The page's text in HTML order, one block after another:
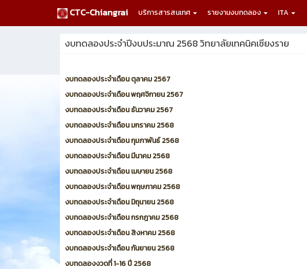
CTC-Chiangrai บริการสารสนเทศ รายงานงบทดลอง ITA
งบทดลองประจำปีงบประมาณ 2568 วิทยาลัยเทคนิคเชียงราย
งบทดลองประจำเดือน ตุลาคม 2567
งบทดลองประจำเดือน พฤศจิกายน 2567
งบทดลองประจำเดือน ธันวาคม 2567
งบทดลองประจำเดือน มกราคม 2568
งบทดลองประจำเดือน กุมภาพันธ์ 2568
งบทดลองประจำเดือน มีนาคม 2568
งบทดลองประจำเดือน เมษายน 2568
งบทดลองประจำเดือน พฤษภาคม 2568
งบทดลองประจำเดือน มิถุนายน 2568
งบทดลองประจำเดือน กรกฎาคม 2568
งบทดลองประจำเดือน สิงหาคม 2568
งบทดลองประจำเดือน กันยายน 2568
งบทดลองงวดที่ 1-16 ปี 2568